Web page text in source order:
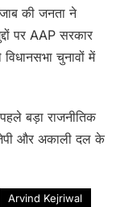
की जनता ने
पर AAP सरकार
चुनावों में
बड़ा राजनीतिक
और अकाली दल के
Arvind Kejriwal